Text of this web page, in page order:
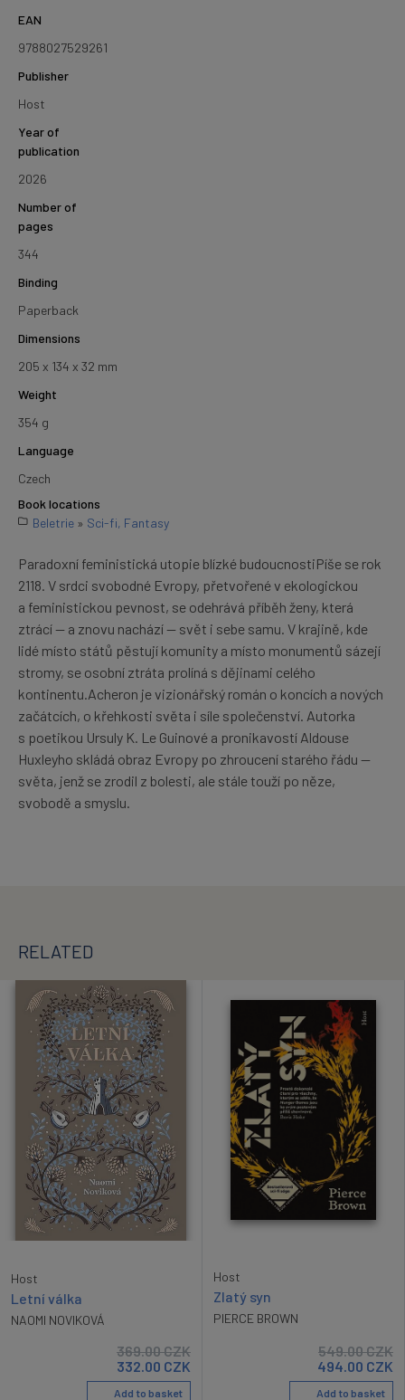
EAN
9788027529261
Publisher
Host
Year of
publication
2026
Number of
pages
344
Binding
Paperback
Dimensions
205 x 134 x 32 mm
Weight
354 g
Language
Czech
Book locations
Beletrie » Sci-fi, Fantasy
Paradoxní feministická utopie blízké budoucnostiPíše se rok
2118. V srdci svobodné Evropy, přetvořené v ekologickou
a feministickou pevnost, se odehrává příběh ženy, která
ztrácí — a znovu nachází — svět i sebe samu. V krajině, kde
lidé místo států pěstují komunity a místo monumentů sázejí
stromy, se osobní ztráta prolíná s dějinami celého
kontinentu.Acheron je vizionářský román o koncích a nových
začátcích, o křehkosti světa i síle společenství. Autorka
s poetikou Ursuly K. Le Guinové a pronikavostí Aldouse
Huxleyho skládá obraz Evropy po zhroucení starého řádu —
světa, jenž se zrodil z bolesti, ale stále touží po něze,
svobodě a smyslu.
RELATED
Host
Letní válka
NAOMI NOVIKOVÁ
369.00CZK
332.00 CZK
Add to basket
Host
Zlatý syn
PIERCE BROWN
549.00CZK
494.00 CZK
Add to basket